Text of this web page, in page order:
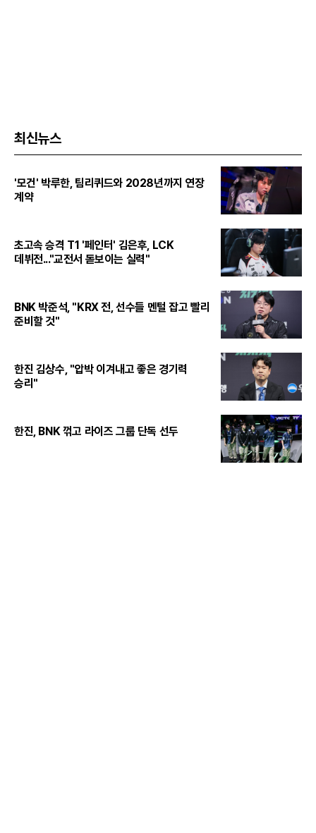
최신뉴스
'모건' 박루한, 팀리퀴드와 2028년까지 연장
계약
초고속 승격 T1 '페인터' 김은후, LCK
데뷔전..."교전서 돋보이는 실력"
BNK 박준석, "KRX 전, 선수들 멘털 잡고 빨리
준비할 것"
한진 김상수, "압박 이겨내고 좋은 경기력
승리"
한진, BNK 꺾고 라이즈 그룹 단독 선두